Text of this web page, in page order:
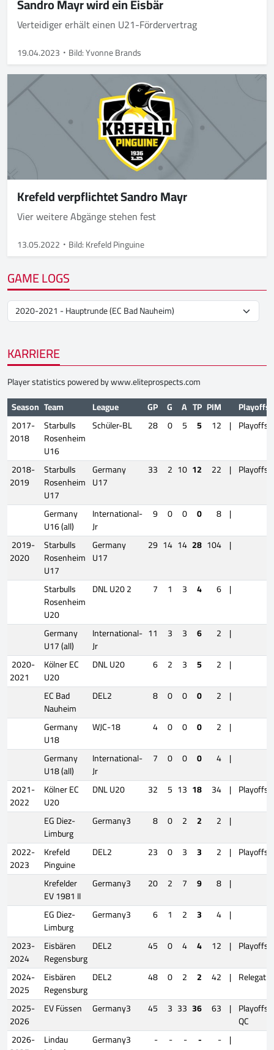
Sandro Mayr wird ein Eisbär
Verteidiger erhält einen U21-Fördervertrag
19.04.2023 Bild: Yvonne Brands
Krefeld verpflichtet Sandro Mayr
Vier weitere Abgänge stehen fest
13.05.2022 Bild: Krefeld Pinguine
GAME LOGS
KARRIERE
Player statistics powered bywww.eliteprospects.com
Season Team League GP G A TP PIM
Playoffs
2017-
2018
Starbulls
Rosenheim
U16
Schüler-BL 28 0 5 5 12 | Playoffs
2018-
2019
Starbulls
Rosenheim
U17
Germany
U17
33 2 10 12 22 | Playoffs
Germany
U16 (all)
International-
Jr
9 0 0 0 8 |
2019-
2020
Starbulls
Rosenheim
U17
Germany
U17
29 14 14 28 104 |
Starbulls
Rosenheim
U20
DNL U20 2 7 1 3 4 6 |
Germany
U17 (all)
International-
Jr
11 3 3 6 2 |
2020-
2021
Kölner EC
U20
DNL U20 6 2 3 5 2 |
EC Bad
Nauheim
DEL2 8 0 0 0 2 |
Germany
U18
WJC-18 4 0 0 0 2 |
Germany
U18 (all)
International-
Jr
7 0 0 0 4 |
2021-
2022
Kölner EC
U20
DNL U20 32 5 13 18 34 | Playoffs
EG Diez-
Limburg
Germany3 8 0 2 2 2 |
2022-
2023
Krefeld
Pinguine
DEL2 23 0 3 3 2 | Playoffs
Krefelder
EV 1981 II
Germany3 20 2 7 9 8 |
EG Diez-
Limburg
Germany3 6 1 2 3 4 |
2023-
2024
Eisbären
Regensburg
DEL2 45 0 4 4 12 | Playoffs
2024-
2025
Eisbären
Regensburg
DEL2 48 0 2 2 42 |
2025-
2026
EV Füssen Germany3 45 3 33 36 63 | Playoffs
QC
2026-
Lindau
Germany3 - - - - - |